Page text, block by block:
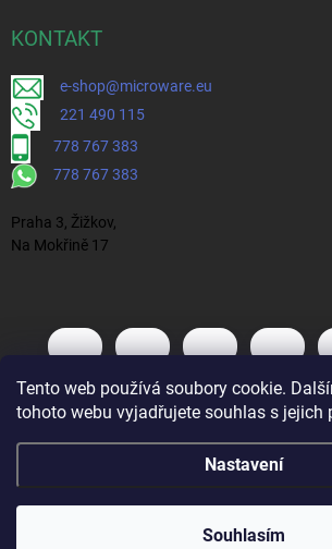
Tento web používá soubory cookie.
tohoto webu vyjadřujete souhlas s jejich
Nastavení
Souhlasím
KONTAKT
e-shop@microware.eu
221 490 115
778 767 383
778 767 383
Praha 3, Žižkov,
Na Mokřině 17